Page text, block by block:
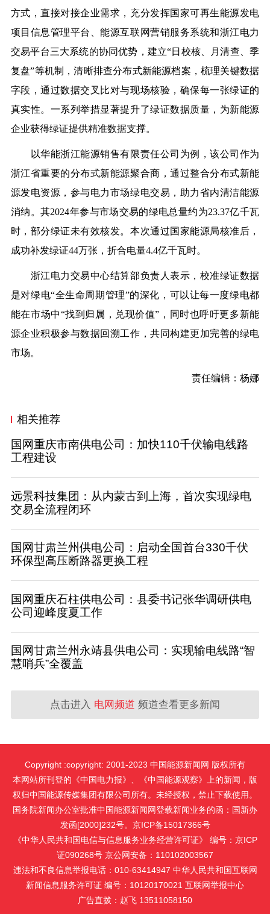
方式，直接对接企业需求，充分发挥国家可再生能源发电
项目信息管理平台、能源互联网营销服务系统和浙江电力
交易平台三大系统的协同优势，建立“日校核、月清查、季
复盘”等机制，清晰排查分布式新能源档案，梳理关键数据
字段，通过数据交叉比对与现场核验，确保每一张绿证的
真实性。一系列举措显著提升了绿证数据质量，为新能源
企业获得绿证提供精准数据支撑。
以华能浙江能源销售有限责任公司为例，该公司作为
浙江省重要的分布式新能源聚合商，通过整合分布式新能
源发电资源，参与电力市场绿电交易，助力省内清洁能源
消纳。其2024年参与市场交易的绿电总量约为23.37亿千瓦
时，部分绿证未有效核发。本次通过国家能源局核准后，
成功补发绿证44万张，折合电量4.4亿千瓦时。
浙江电力交易中心结算部负责人表示，校准绿证数据
是对绿电“全生命周期管理”的深化，可以让每一度绿电都
能在市场中“找到归属，兑现价值”，同时也呼吁更多新能
源企业积极参与数据回溯工作，共同构建更加完善的绿电
市场。
责任编辑：杨娜
相关推荐
国网重庆市南供电公司：加快110千伏输电线路
工程建设
远景科技集团：从内蒙古到上海，首次实现绿电
交易全流程闭环
国网甘肃兰州供电公司：启动全国首台330千伏
环保型高压断路器更换工程
国网重庆石柱供电公司：县委书记张华调研供电
公司迎峰度夏工作
国网甘肃兰州永靖县供电公司：实现输电线路“智
慧哨兵”全覆盖
点击进入 电网频道 频道查看更多新闻
Copyright :copyright: 2001-2023 中国能源新闻网 版权所有
本网站所刊登的《中国电力报》、《中国能源观察》上的新闻，版
权归中国能源传媒集团有限公司所有。未经授权，禁止下载使用。
国务院新闻办公室批准中国能源新闻网登载新闻业务的函：国新办
发函[2000]232号。京ICP备15017366号
《中华人民共和国电信与信息服务业务经营许可证》 编号：京ICP
证090268号 京公网安备：110102003567
违法和不良信息举报电话：010-63414947 中华人民共和国互联网
新闻信息服务许可证 编号：10120170021 互联网举报中心
广告直拨：赵飞 13511058150